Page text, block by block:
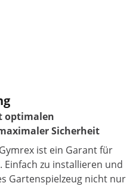
optimalen
Sicherheit
ist ein Garant für
Einfach zu installieren und
Gartenspielzeug nicht nur